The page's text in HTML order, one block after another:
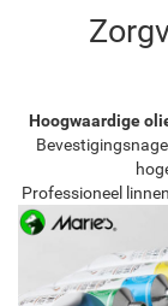
Hoogwaardige
Professioneel